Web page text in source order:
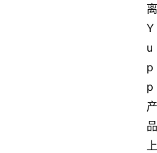
离
Y
u
p
p
产
品
上